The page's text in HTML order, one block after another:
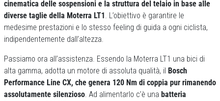
cinematica delle sospensioni e la struttura del telaio in base alle
diverse taglie della Moterra LT1. L’obiettivo è garantire le
medesime prestazioni e lo stesso feeling di guida a ogni ciclista,
indipendentemente dall’altezza.
Passiamo ora all’assistenza. Essendo la Moterra LT1 una bici di
alta gamma, adotta un motore di assoluta qualità, il Bosch
Performance Line CX, che genera 120 Nm di coppia pur rimanendo
assolutamente silenzioso. Ad alimentarlo c’è una batteria